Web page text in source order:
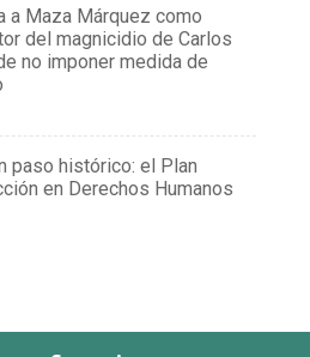
a Maza Márquez como
del magnicidio de Carlos
no imponer medida de
paso histórico: el Plan
en Derechos Humanos